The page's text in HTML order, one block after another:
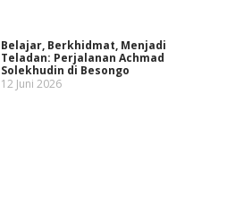
Belajar, Berkhidmat, Menjadi
Teladan: Perjalanan Achmad
Solekhudin di Besongo
12 Juni 2026